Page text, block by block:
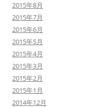
2015年8月
2015年7月
2015年6月
2015年5月
2015年4月
2015年3月
2015年2月
2015年1月
2014年12月